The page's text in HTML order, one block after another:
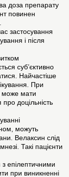
доза препарату
повинен
застосування
і після
суб’єктивно
Найчастіше
При
може мати
доцільність
можуть
Велаксин слід
Такі пацієнти
епілептичними
при виникненні